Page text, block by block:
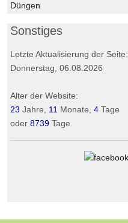
Düngen
Sonstiges
Letzte Aktualisierung der Seite:
Donnerstag, 06.08.2026
Alter der Website:
23 Jahre, 11 Monate, 4 Tage
oder 8739 Tage